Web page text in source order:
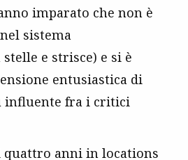
imparato che non è
sistema
e strisce) e si è
entusiastica di
influente fra i critici
quattro anni in locations